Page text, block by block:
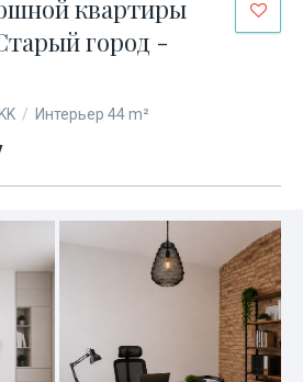
квартиры
город -
/ Интерьер 44 m²